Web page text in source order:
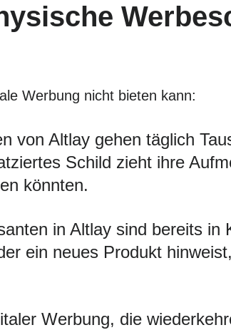
Werbung nicht bieten kann:
von Altlay gehen täglich
Schild zieht ihre
könnten.
in Altlay sind bereits in
ein neues Produkt
Werbung, die